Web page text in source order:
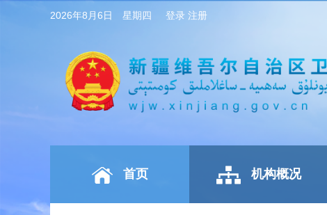
2026年8月6日 星期四 登录 注册
首页 机构概况